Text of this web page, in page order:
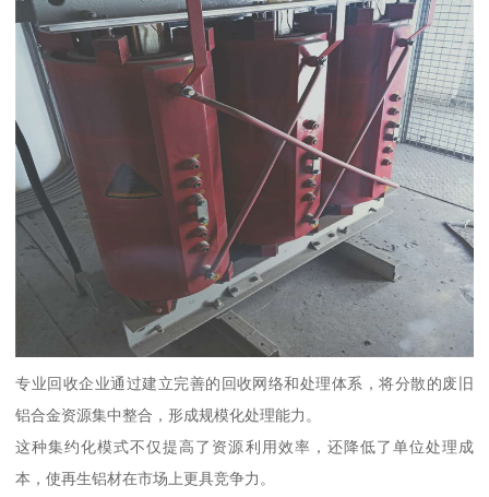
专业回收企业通过建立完善的回收网络和处理体系，将分散的废旧
铝合金资源集中整合，形成规模化处理能力。
这种集约化模式不仅提高了资源利用效率，还降低了单位处理成
本，使再生铝材在市场上更具竞争力。